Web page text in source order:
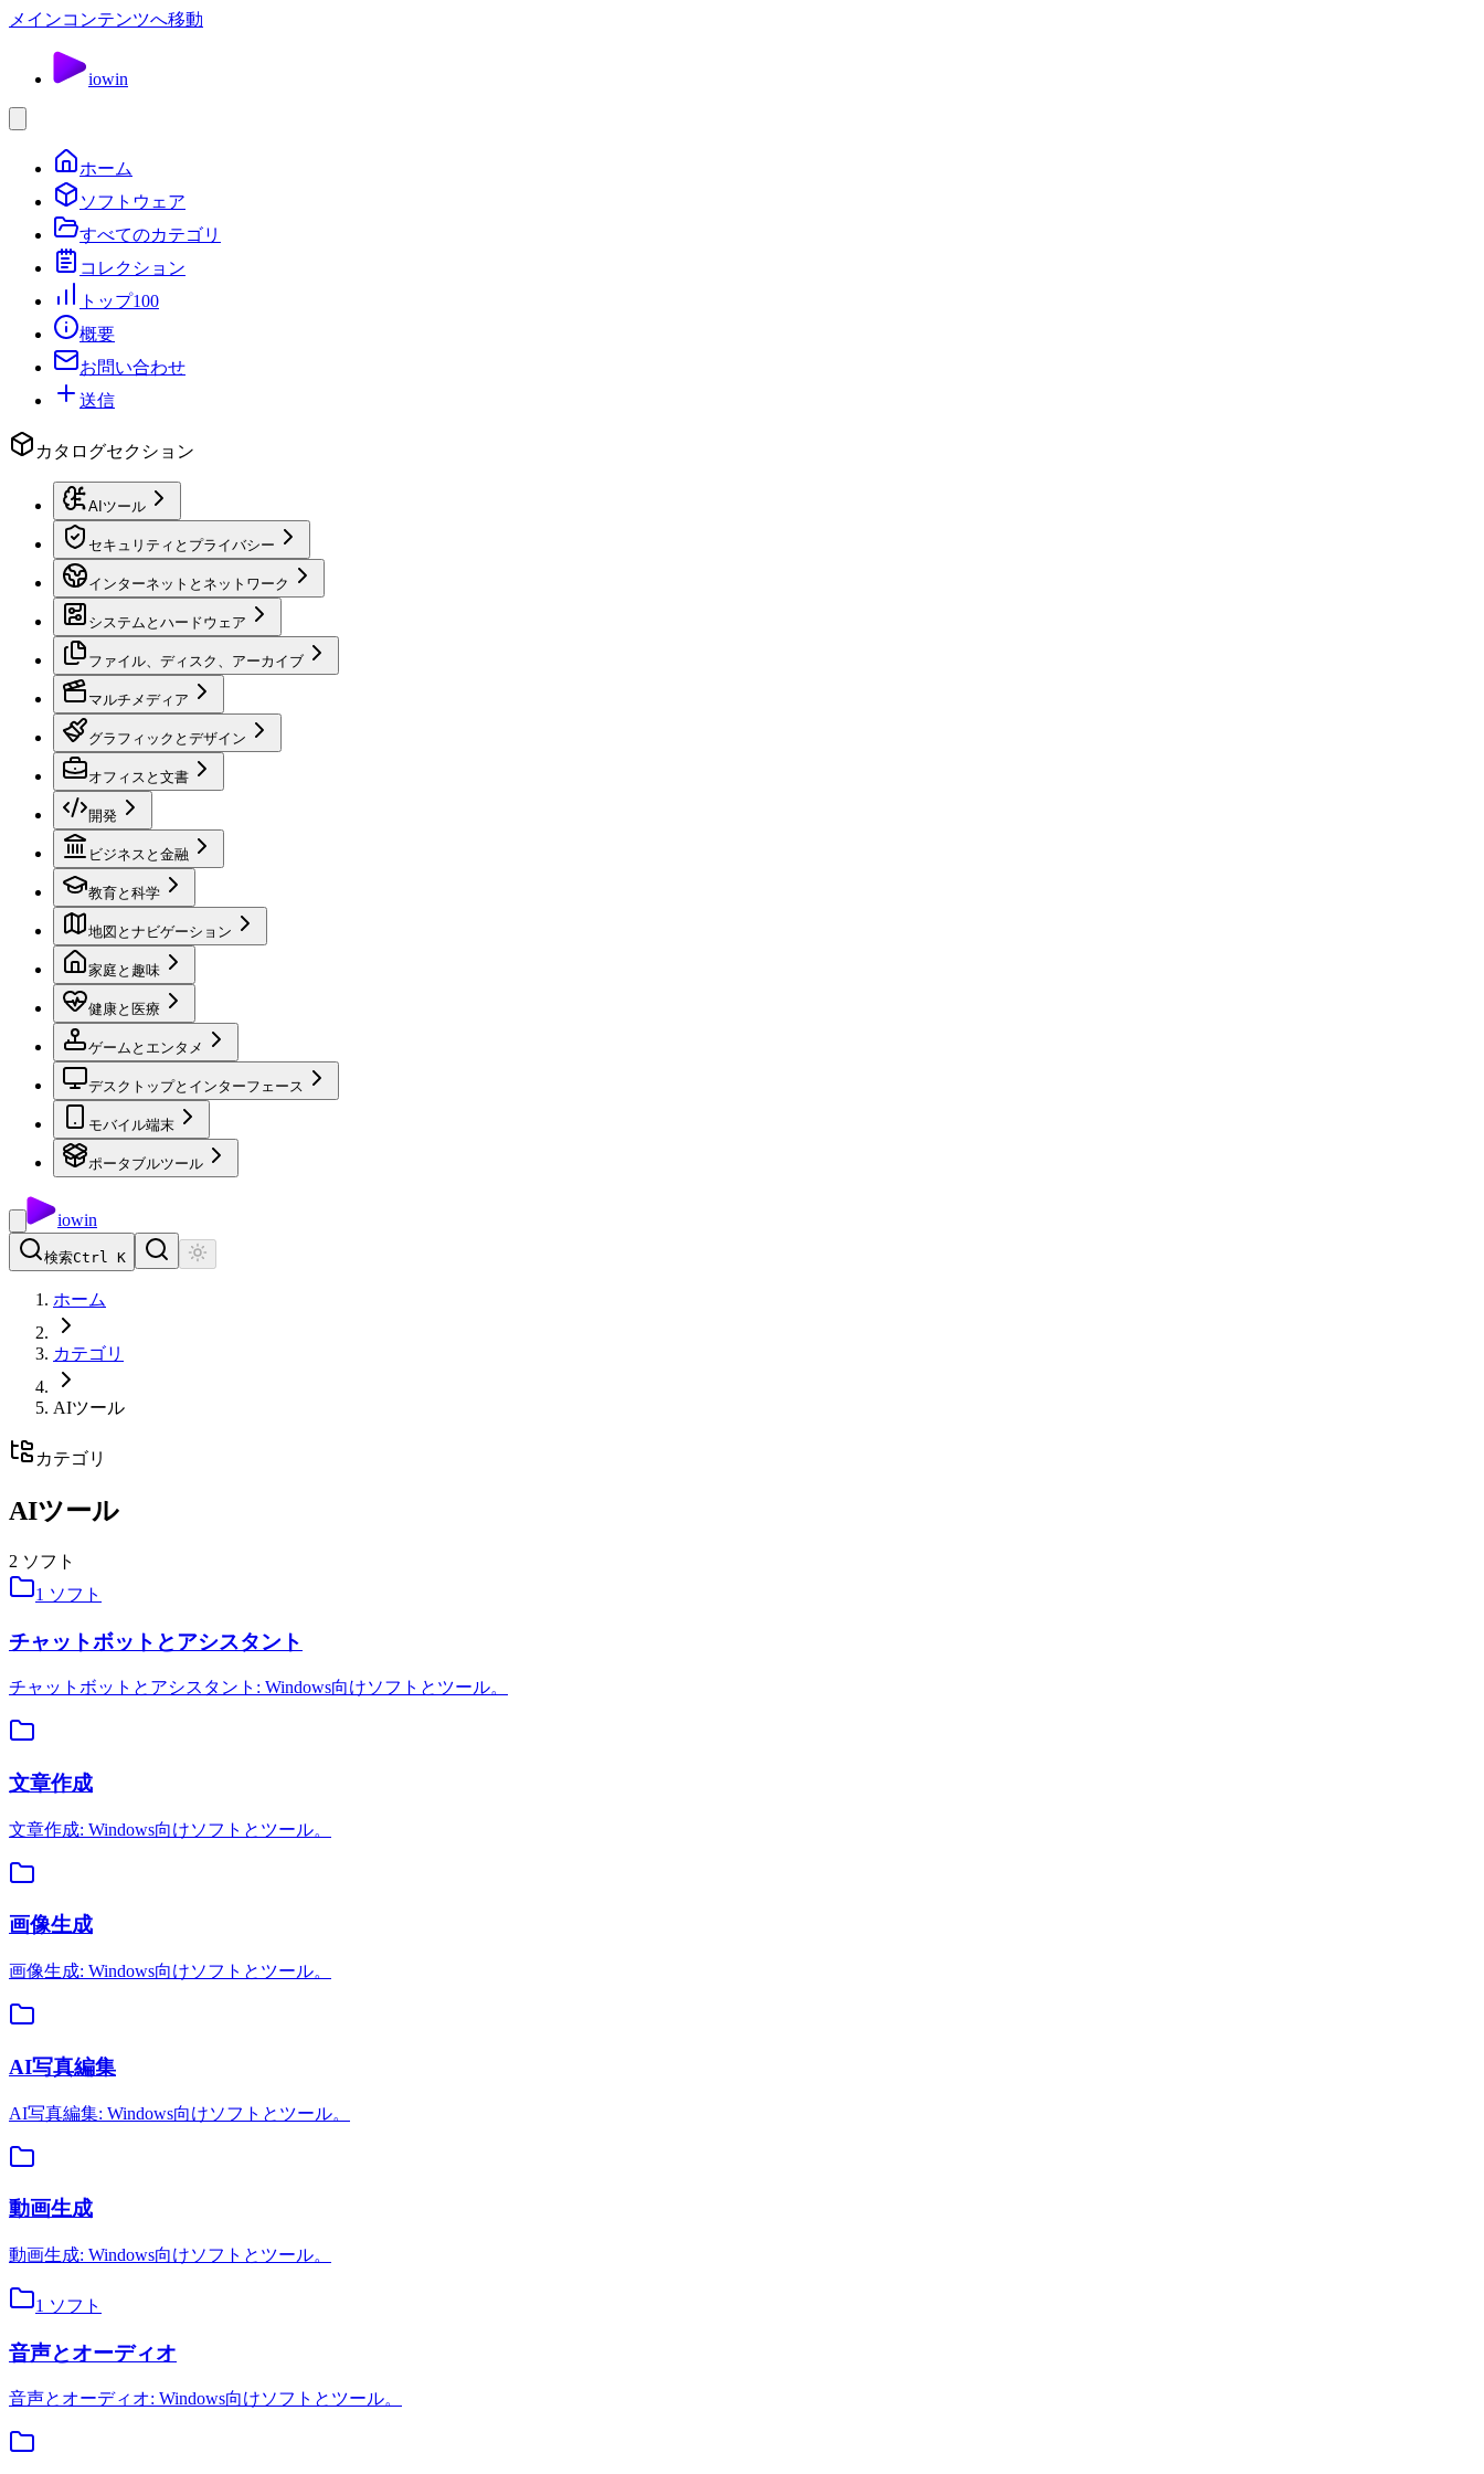
メインコンテンツへ移動
iowin
ホーム
ソフトウェア
すべてのカテゴリ
コレクション
トップ100
概要
お問い合わせ
送信
カタログセクション
AIツール
セキュリティとプライバシー
インターネットとネットワーク
システムとハードウェア
ファイル、ディスク、アーカイブ
マルチメディア
グラフィックとデザイン
オフィスと文書
開発
ビジネスと金融
教育と科学
地図とナビゲーション
家庭と趣味
健康と医療
ゲームとエンタメ
デスクトップとインターフェース
モバイル端末
ポータブルツール
iowin
検索Ctrl K
ホーム
カテゴリ
AIツール
カテゴリ
AIツール
2 ソフト
1 ソフト
チャットボットとアシスタント
チャットボットとアシスタント: Windows向けソフトとツール。
文章作成
文章作成: Windows向けソフトとツール。
画像生成
画像生成: Windows向けソフトとツール。
AI写真編集
AI写真編集: Windows向けソフトとツール。
動画生成
動画生成: Windows向けソフトとツール。
1 ソフト
音声とオーディオ
音声とオーディオ: Windows向けソフトとツール。